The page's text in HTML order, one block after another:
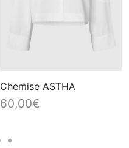
Chemise ASTHA
60,00€